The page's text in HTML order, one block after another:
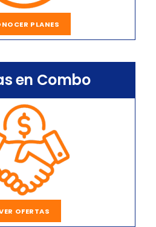
PLANES
en Combo
OFERTAS